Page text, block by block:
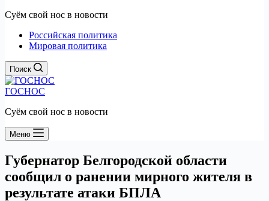
Суём свой нос в новости
Российская политика
Мировая политика
Поиск
ГОСНОС
Суём свой нос в новости
Меню
Губернатор Белгородской области
сообщил о ранении мирного жителя в
результате атаки БПЛА